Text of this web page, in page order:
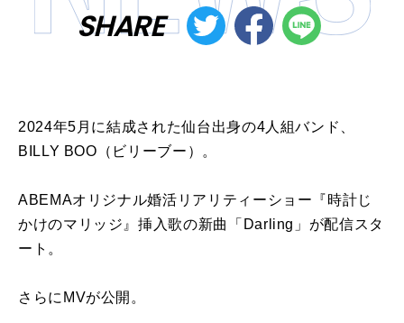
SHARE
2024年5月に結成された仙台出身の4人組バンド、
BILLY BOO（ビリーブー）。
ABEMAオリジナル婚活リアリティーショー『時計じ
かけのマリッジ』挿入歌の新曲「Darling」が配信スタ
ート。
さらにMVが公開。